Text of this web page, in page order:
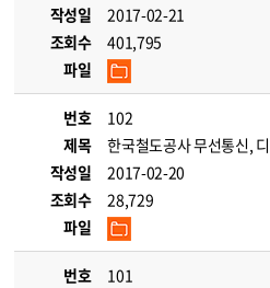
작성일
2017-02-21
조회수
401,795
파일
번호
102
제목
한국철도공사 무선통신,
작성일
2017-02-20
조회수
28,729
파일
번호
101